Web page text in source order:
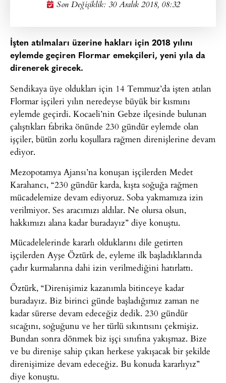
Son Değişiklik: 30 Aralık 2018, 08:32
İşten atılmaları üzerine hakları için 2018 yılını
eylemde geçiren Flormar emekçileri, yeni yıla da
direnerek girecek.
Sendikaya üye oldukları için 14 Temmuz’da işten atılan
Flormar işçileri yılın neredeyse büyük bir kısmını
eylemde geçirdi. Kocaeli’nin Gebze ilçesinde bulunan
çalıştıkları fabrika önünde 230 gündür eylemde olan
işçiler, bütün zorlu koşullara rağmen direnişlerine devam
ediyor.
Mezopotamya Ajansı’na konuşan işçilerden Medet
Karahancı, “230 gündür karda, kışta soğuğa rağmen
mücadelemize devam ediyoruz. Soba yakmamıza izin
verilmiyor. Ses aracımızı aldılar. Ne olursa olsun,
hakkımızı alana kadar buradayız” diye konuştu.
Mücadelelerinde kararlı olduklarını dile getirten
işçilerden Ayşe Öztürk de, eyleme ilk başladıklarında
çadır kurmalarına dahi izin verilmediğini hatırlattı.
Öztürk, “Direnişimiz kazanımla bitinceye kadar
buradayız. Biz birinci günde başladığımız zaman ne
kadar sürerse devam edeceğiz dedik. 230 gündür
sıcağını, soğuğunu ve her türlü sıkıntısını çekmişiz.
Bundan sonra dönmek biz işçi sınıfına yakışmaz. Bize
ve bu direnişe sahip çıkan herkese yakışacak bir şekilde
direnişimize devam edeceğiz. Bu konuda kararlıyız”
diye konuştu.